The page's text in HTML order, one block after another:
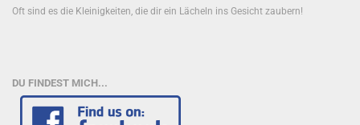
Oft sind es die Kleinigkeiten, die dir ein Lächeln ins Gesicht zaubern!
DU FINDEST MICH...